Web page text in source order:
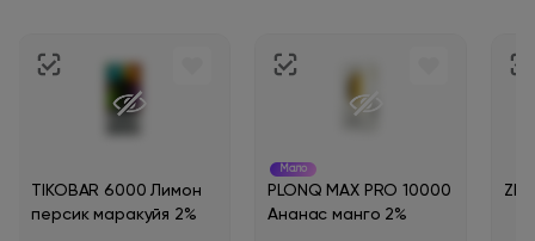
TIKOBAR 6000 Лимон
персик маракуйя 2%
Мало
PLONQ MAX PRO 10000
Ананас манго 2%